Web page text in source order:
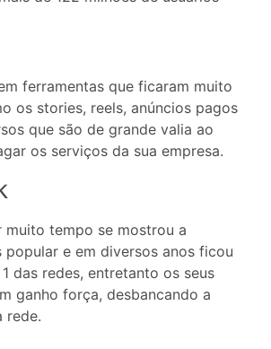
ferramentas que ficaram muito
os stories, reels, anúncios pagos
que são de grande valia ao
os serviços da sua empresa.
muito tempo se mostrou a
popular e em diversos anos ficou
das redes, entretanto os seus
ganho força, desbancando a
rede.